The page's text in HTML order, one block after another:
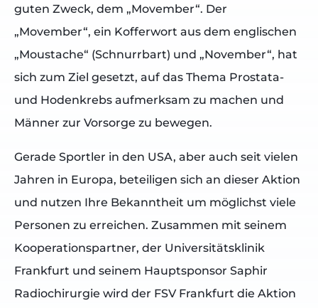
guten Zweck, dem „Movember“. Der
„Movember“, ein Kofferwort aus dem englischen
„Moustache“ (Schnurrbart) und „November“, hat
sich zum Ziel gesetzt, auf das Thema Prostata-
und Hodenkrebs aufmerksam zu machen und
Männer zur Vorsorge zu bewegen.
Gerade Sportler in den USA, aber auch seit vielen
Jahren in Europa, beteiligen sich an dieser Aktion
und nutzen Ihre Bekanntheit um möglichst viele
Personen zu erreichen. Zusammen mit seinem
Kooperationspartner, der Universitätsklinik
Frankfurt und seinem Hauptsponsor Saphir
Radiochirurgie wird der FSV Frankfurt die Aktion